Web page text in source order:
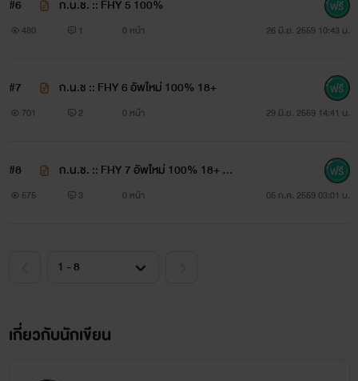
#6 ก.น.ช. :: FHY 5 100%
480 1 0 หน้า 26 มิ.ย. 2559 10:43 น.
#7 ก.น.ช :: FHY 6 อัพใหม่ 100% 18+
701 2 0 หน้า 29 มิ.ย. 2559 14:41 น.
#8
ก.น.ช. :: FHY 7 อัพใหม่ 100% 18+ เริ่
มเร้า
575 3 0 หน้า 05 ก.ค. 2559 03:01 น.
เกี่ยวกับนักเขียน